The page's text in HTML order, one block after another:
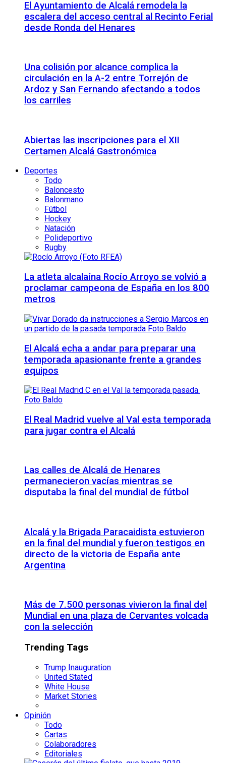
El Ayuntamiento de Alcalá remodela la
escalera del acceso central al Recinto Ferial
desde Ronda del Henares
Una colisión por alcance complica la
circulación en la A-2 entre Torrejón de
Ardoz y San Fernando afectando a todos
los carriles
Abiertas las inscripciones para el XII
Certamen Alcalá Gastronómica
Deportes
Todo
Baloncesto
Balonmano
Fútbol
Hockey
Natación
Polideportivo
Rugby
La atleta alcalaína Rocío Arroyo se volvió a
proclamar campeona de España en los 800
metros
El Alcalá echa a andar para preparar una
temporada apasionante frente a grandes
equipos
El Real Madrid vuelve al Val esta temporada
para jugar contra el Alcalá
Las calles de Alcalá de Henares
permanecieron vacías mientras se
disputaba la final del mundial de fútbol
Alcalá y la Brigada Paracaidista estuvieron
en la final del mundial y fueron testigos en
directo de la victoria de España ante
Argentina
Más de 7.500 personas vivieron la final del
Mundial en una plaza de Cervantes volcada
con la selección
Trending Tags
Trump Inauguration
United Stated
White House
Market Stories
Opinión
Todo
Cartas
Colaboradores
Editoriales